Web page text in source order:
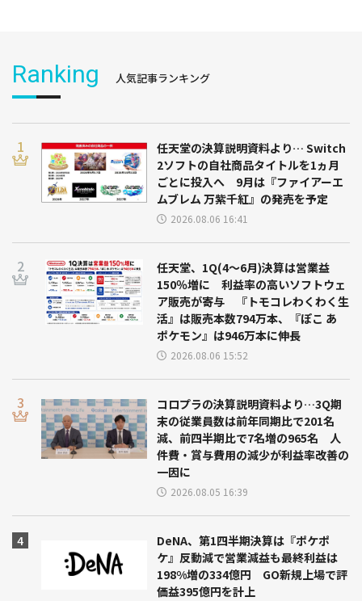
Ranking 人気記事ランキング
任天堂の決算説明資料より… Switch
2ソフトの自社商品タイトルを1ヵ月
ごとに投入へ 9月は『ファイアーエ
ムブレム 万紫千紅』の発売を予定
2026.08.06 16:41
任天堂、1Q(4～6月)決算は営業益
150％増に 利益率の高いソフトウェ
ア販売が寄与 『トモコレわくわく生
活』は販売本数794万本、『ぽこ あ
ポケモン』は946万本に伸長
2026.08.06 15:52
コロプラの決算説明資料より…3Q期
末の従業員数は前年同期比で201名
減、前四半期比で7名増の965名 人
件費・賞与費用の減少が利益率改善の
一因に
2026.08.05 16:39
DeNA、第1四半期決算は『ポケポ
ケ』反動減で営業減益も最終利益は
198%増の334億円 GO新規上場で評
価益395億円を計上